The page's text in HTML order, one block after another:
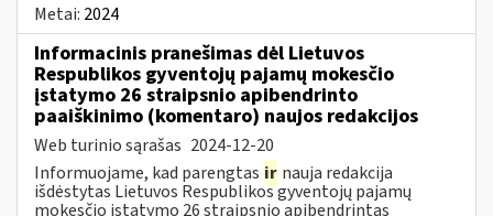
Metai: 2024
Informacinis pranešimas dėl Lietuvos
Respublikos gyventojų pajamų mokesčio
įstatymo 26 straipsnio apibendrinto
paaiškinimo (komentaro) naujos redakcijos
Web turinio sąrašas 2024-12-20
Informuojame, kad parengtas ir nauja redakcija
išdėstytas Lietuvos Respublikos gyventojų pajamų
mokesčio įstatymo 26 straipsnio apibendrintas